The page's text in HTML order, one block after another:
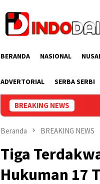
BERANDA NASIONAL
ADVERTORIAL SERBA SERBI
BREAKING NEWS
Beranda BREAKING NEWS
Tiga
Hukuman 17